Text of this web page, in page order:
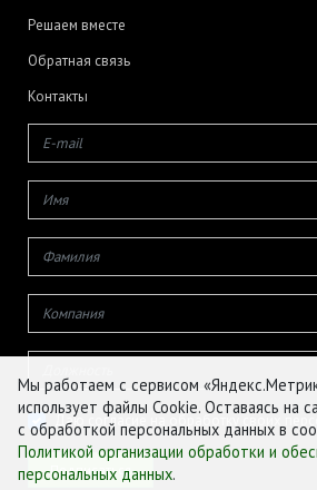
Решаем вместе
Обратная связь
Контакты
Даю согласие на обработку своих
Мы работаем с сервисом
использует файлы Cookie. Оставаясь на
с обработкой персональных данных в
Политикой организации обработки и
персональных данных.